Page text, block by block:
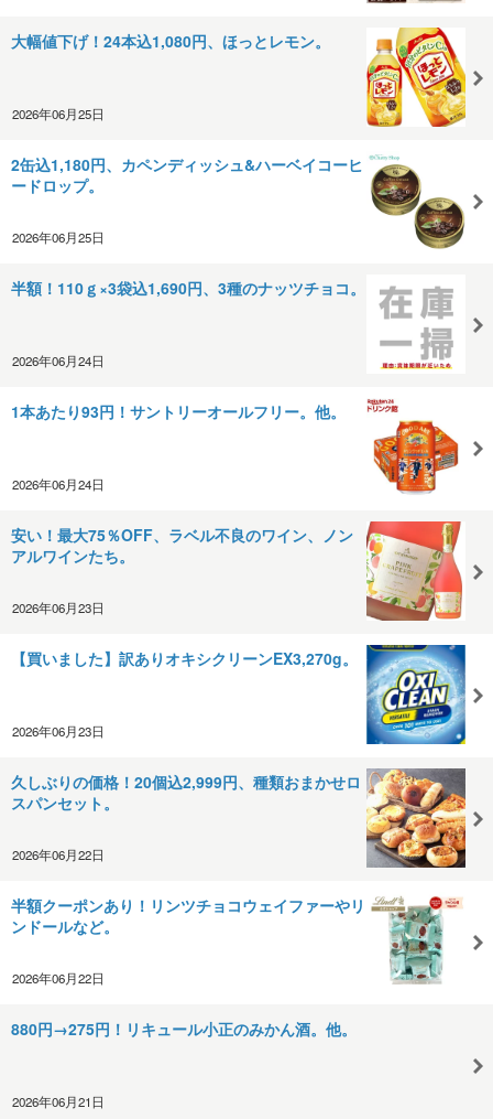
大幅値下げ！24本込1,080円、ほっとレモン。
2026年06月25日
2缶込1,180円、カペンディッシュ&ハーベイコーヒ
ードロップ。
2026年06月25日
半額！110ｇ×3袋込1,690円、3種のナッツチョコ。
2026年06月24日
1本あたり93円！サントリーオールフリー。他。
2026年06月24日
安い！最大75％OFF、ラベル不良のワイン、ノン
アルワインたち。
2026年06月23日
【買いました】訳ありオキシクリーンEX3,270g。
2026年06月23日
久しぶりの価格！20個込2,999円、種類おまかせロ
スパンセット。
2026年06月22日
半額クーポンあり！リンツチョコウェイファーやリ
ンドールなど。
2026年06月22日
880円→275円！リキュール小正のみかん酒。他。
2026年06月21日